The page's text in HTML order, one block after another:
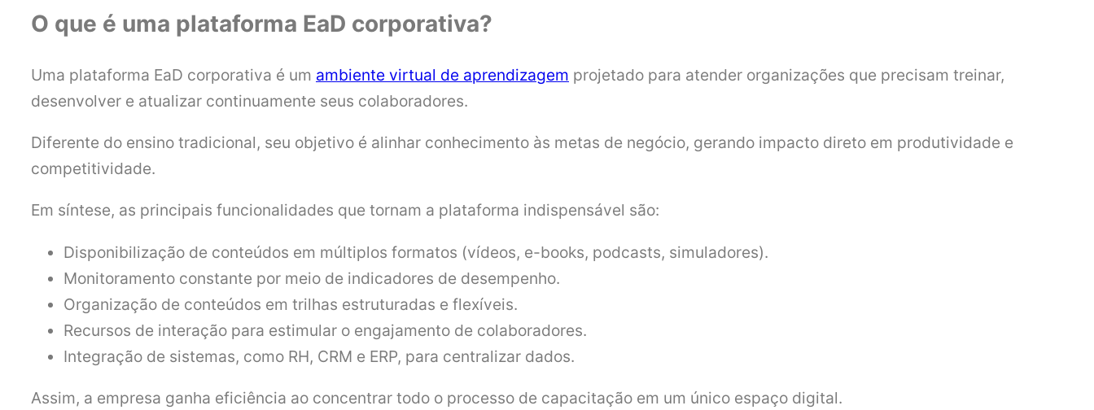
O que é uma plataforma EaD corporativa?
Uma plataforma EaD corporativa é um ambiente virtual de aprendizagem projetado para atender organizações que precisam treinar,
desenvolver e atualizar continuamente seus colaboradores.
Diferente do ensino tradicional, seu objetivo é alinhar conhecimento às metas de negócio, gerando impacto direto em produtividade e
competitividade.
Em síntese, as principais funcionalidades que tornam a plataforma indispensável são:
Disponibilização de conteúdos em múltiplos formatos (vídeos, e-books, podcasts, simuladores).
Monitoramento constante por meio de indicadores de desempenho.
Organização de conteúdos em trilhas estruturadas e flexíveis.
Recursos de interação para estimular o engajamento de colaboradores.
Integração de sistemas, como RH, CRM e ERP, para centralizar dados.
Assim, a empresa ganha eficiência ao concentrar todo o processo de capacitação em um único espaço digital.